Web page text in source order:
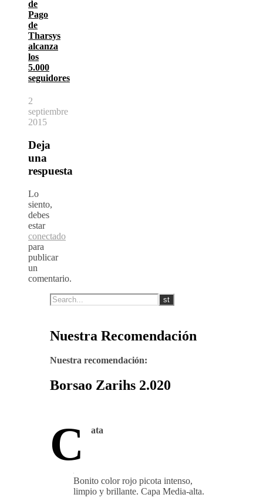
de
Pago
de
Tharsys
alcanza
los
5.000
seguidores
2
septiembre
2015
Deja
una
respuesta
Lo
siento,
debes
estar
conectado
para
publicar
un
comentario.
Nuestra Recomendación
Nuestra recomendación:
Borsao Zarihs 2.020
C ata
Bonito color rojo picota intenso,
limpio y brillante. Capa Media-alta.